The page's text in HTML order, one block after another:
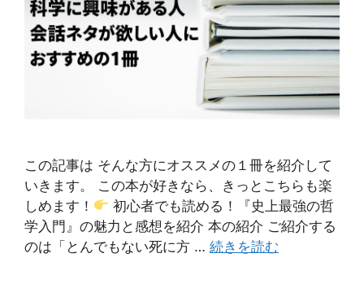
この記事は そんな方にオススメの１冊を紹介して
いきます。 この本が好きなら、きっとこちらも楽
しめます！
初心者でも読める！『史上最強の哲
学入門』の魅力と感想を紹介 本の紹介 ご紹介する
のは「とんでもない死に方 … 続きを読む